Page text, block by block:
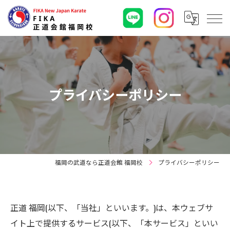
プライバシーポリシー
福岡の武道なら正道会館 福岡校 プライバシーポリシー
正道 福岡(以下、「当社」といいます。)は、本ウェブサ
イト上で提供するサービス(以下、「本サービス」といい